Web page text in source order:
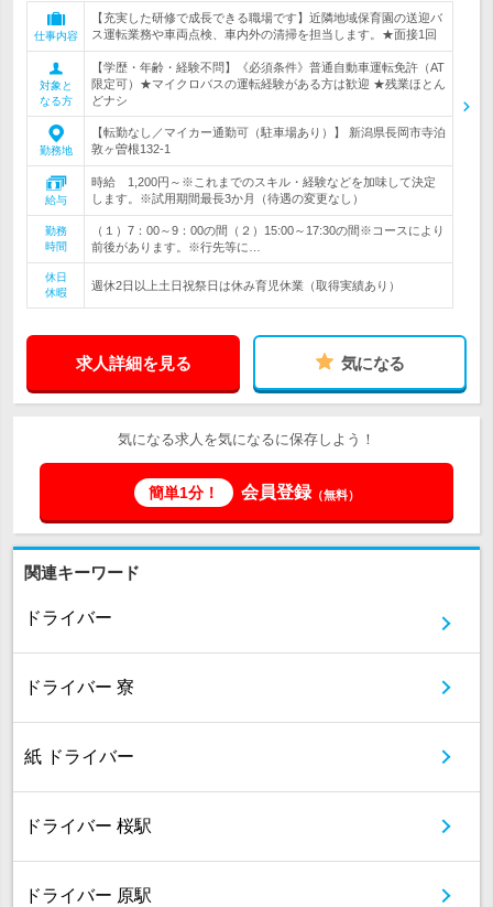
仕事内容
【充実した研修で成長できる職場です】近隣地域保育園の送迎バ
ス運転業務や車両点検、車内外の清掃を担当します。★面接1回
対象と
なる方
【学歴・年齢・経験不問】《必須条件》普通自動車運転免許（AT
限定可）★マイクロバスの運転経験がある方は歓迎 ★残業ほとん
どナシ
勤務地
【転勤なし／マイカー通勤可（駐車場あり）】 新潟県長岡市寺泊
敦ヶ曽根132-1
給与
時給 1,200円～※これまでのスキル・経験などを加味して決定
します。※試用期間最長3か月（待遇の変更なし）
勤務
時間
（１）7：00～9：00の間（２）15:00～17:30の間※コースにより
前後があります。※行先等に…
休日
休暇
週休2日以上土日祝祭日は休み育児休業（取得実績あり）
求人詳細を見る 気になる
気になる求人を気になるに保存しよう！
簡単1分！ 会員登録（無料）
関連キーワード
ドライバー
ドライバー 寮
紙 ドライバー
ドライバー 桜駅
ドライバー 原駅